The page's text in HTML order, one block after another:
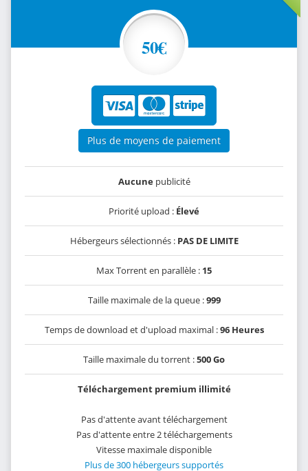
50€
Plus de moyens de paiement
Aucunepublicité
Priorité upload : Élevé
Hébergeurs sélectionnés : PAS DE LIMITE
Max Torrent en parallèle : 15
Taille maximale de la queue :999
Temps de download et d'upload maximal :96 Heures
Taille maximale du torrent :500 Go
Téléchargement premium illimité
Pas d'attente avant téléchargement
Pas d'attente entre 2 téléchargements
Vitesse maximale disponible
Plus de 300 hébergeurs supportés